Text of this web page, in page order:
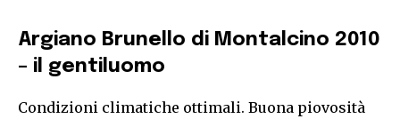
Argiano Brunello di Montalcino 2010
– il gentiluomo
Condizioni climatiche ottimali. Buona piovosità